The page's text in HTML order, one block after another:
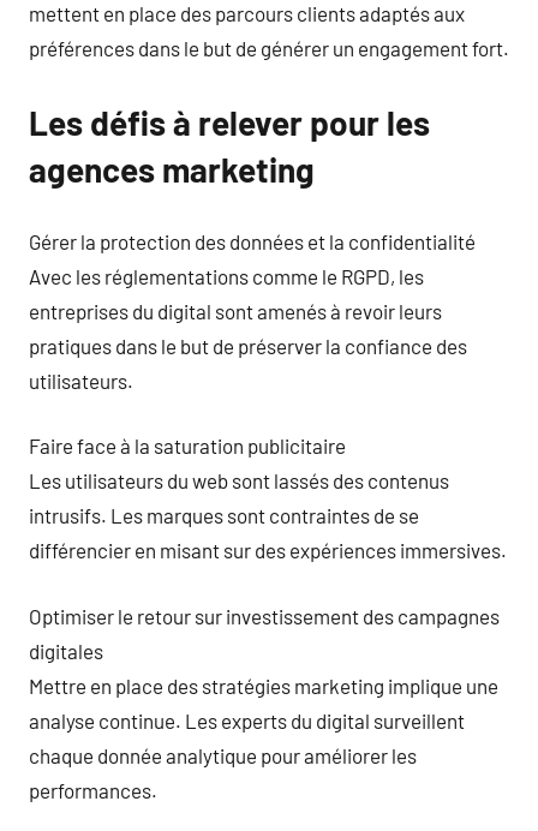
mettent en place des parcours clients adaptés aux
préférences dans le but de générer un engagement fort.
Les défis à relever pour les
agences marketing
Gérer la protection des données et la confidentialité
Avec les réglementations comme le RGPD, les
entreprises du digital sont amenés à revoir leurs
pratiques dans le but de préserver la confiance des
utilisateurs.
Faire face à la saturation publicitaire
Les utilisateurs du web sont lassés des contenus
intrusifs. Les marques sont contraintes de se
différencier en misant sur des expériences immersives.
Optimiser le retour sur investissement des campagnes
digitales
Mettre en place des stratégies marketing implique une
analyse continue. Les experts du digital surveillent
chaque donnée analytique pour améliorer les
performances.